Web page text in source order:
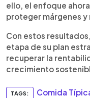
ello, el enfoque
proteger márgenes
Con estos
etapa de su plan
recuperar la
crecimiento
TAGS: Comida